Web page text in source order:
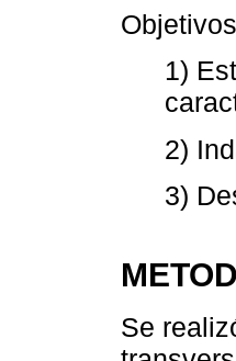
1)
2)
3)
Se